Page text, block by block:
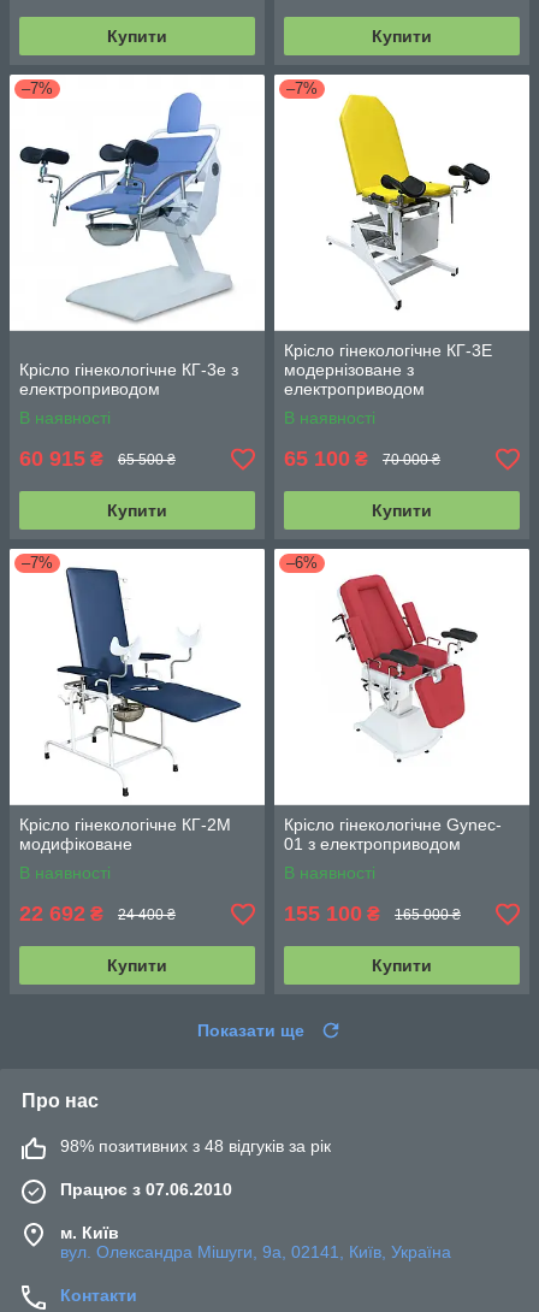
Купити Купити
–7%
Крісло гінекологічне КГ-3е з
електроприводом
В наявності
60 915 ₴ 65 500 ₴
Купити
–7%
Крісло гінекологічне КГ-3Е
модернізоване з
електроприводом
В наявності
65 100 ₴ 70 000 ₴
Купити
–7%
Крісло гінекологічне КГ-2М
модифіковане
В наявності
22 692 ₴ 24 400 ₴
Купити
–6%
Крісло гінекологічне Gynec-
01 з електроприводом
В наявності
155 100 ₴ 165 000 ₴
Купити
Показати ще
Про нас
98% позитивних з 48 відгуків за рік
Працює з 07.06.2010
м. Київ
вул. Олександра Мішуги, 9а, 02141, Київ, Україна
Контакти